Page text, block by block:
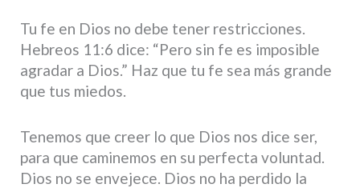
Tu fe en Dios no debe tener restricciones.
Hebreos 11:6 dice: “Pero sin fe es imposible
agradar a Dios.” Haz que tu fe sea más grande
que tus miedos.
Tenemos que creer lo que Dios nos dice ser,
para que caminemos en su perfecta voluntad.
Dios no se envejece. Dios no ha perdido la